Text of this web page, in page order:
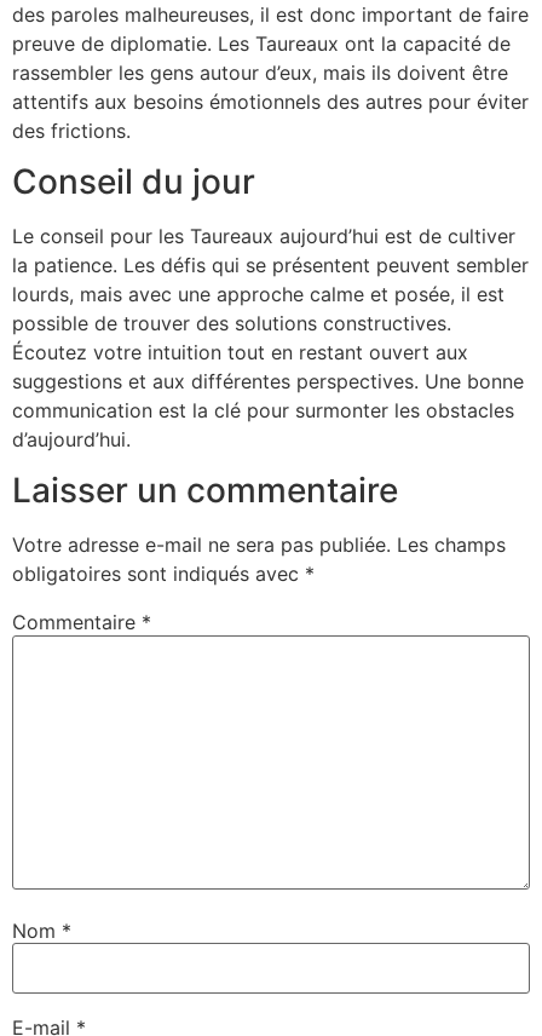
des paroles malheureuses, il est donc important de faire
preuve de diplomatie. Les Taureaux ont la capacité de
rassembler les gens autour d’eux, mais ils doivent être
attentifs aux besoins émotionnels des autres pour éviter
des frictions.
Conseil du jour
Le conseil pour les Taureaux aujourd’hui est de cultiver
la patience. Les défis qui se présentent peuvent sembler
lourds, mais avec une approche calme et posée, il est
possible de trouver des solutions constructives.
Écoutez votre intuition tout en restant ouvert aux
suggestions et aux différentes perspectives. Une bonne
communication est la clé pour surmonter les obstacles
d’aujourd’hui.
Laisser un commentaire
Votre adresse e-mail ne sera pas publiée. Les champs
obligatoires sont indiqués avec *
Commentaire *
Nom *
E-mail *